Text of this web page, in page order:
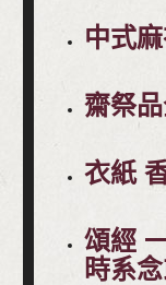
中式
齋祭
衣紙
頌經
時系